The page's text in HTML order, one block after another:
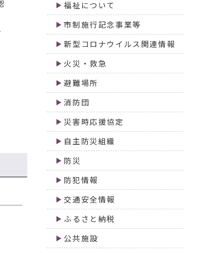
福祉について
市制施行記念事業等
新型コロナウイルス関連情報
火災・救急
避難場所
消防団
災害時応援協定
自主防災組織
防災
防犯情報
交通安全情報
ふるさと納税
公共施設